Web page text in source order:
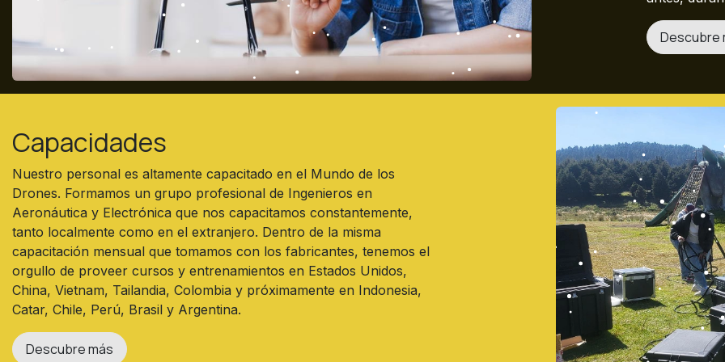
Descubre
Capacidades
Nuestro personal es altamente capacitado en el Mundo de los
Drones. Formamos un grupo profesional de Ingenieros en
Aeronáutica y Electrónica que nos capacitamos constantemente,
tanto localmente como en el extranjero. Dentro de la misma
capacitación mensual que tomamos con los fabricantes, tenemos el
orgullo de proveer cursos y entrenamientos en Estados Unidos,
China, Vietnam, Tailandia, Colombia y próximamente en Indonesia,
Catar, Chile, Perú, Brasil y Argentina.
Descubre más